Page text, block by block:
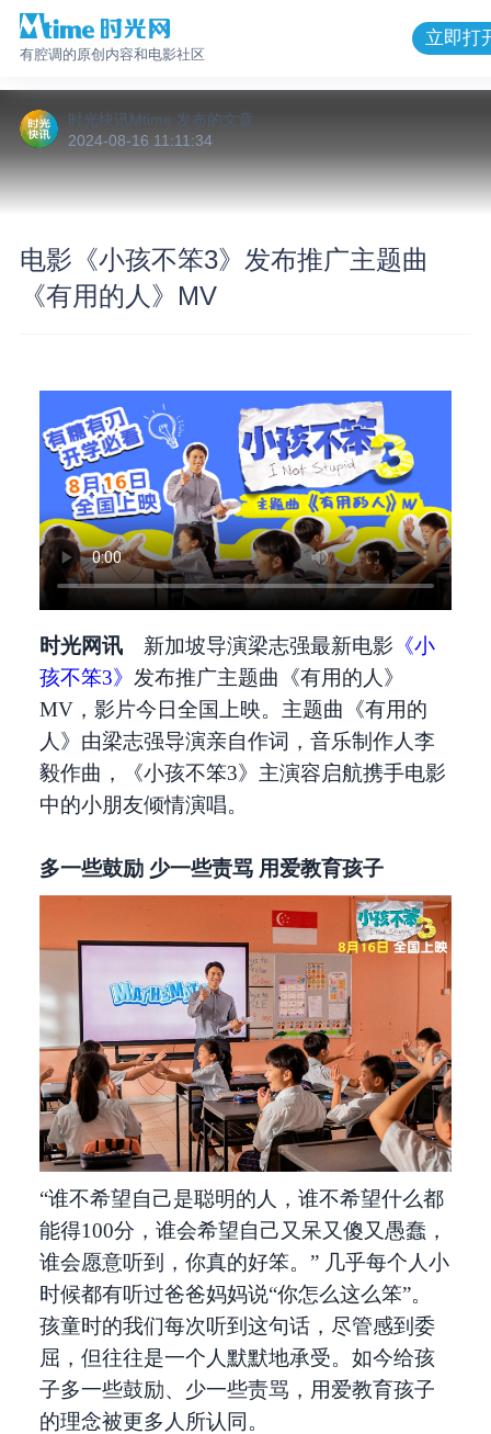
有腔调的原创内容和电影社区
立即打
时光快讯Mtime 发布的 文章
2024-08-16 11:11:34
电影《小孩不笨3》发布推广主题曲
《有用的人》MV
时光网讯 新加坡导演梁志强最新电影 《小
孩不笨3》 发布推广主题曲《有用的人》
MV，影片今日全国上映。主题曲《有用的
人》由梁志强导演亲自作词，音乐制作人李
毅作曲，《小孩不笨3》主演容启航携手电影
中的小朋友倾情演唱。
多一些鼓励 少一些责骂 用爱教育孩子
“谁不希望自己是聪明的人，谁不希望什么都
能得100分，谁会希望自己又呆又傻又愚蠢，
谁会愿意听到，你真的好笨。” 几乎每个人小
时候都有听过爸爸妈妈说“你怎么这么笨”。
孩童时的我们每次听到这句话，尽管感到委
屈，但往往是一个人默默地承受。如今给孩
子多一些鼓励、少一些责骂，用爱教育孩子
的理念被更多人所认同。